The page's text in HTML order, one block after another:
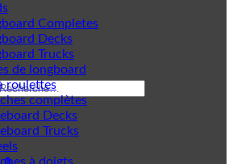
Completes
Decks
Trucks
de longboard
roulettes
complètes
Decks
Trucks